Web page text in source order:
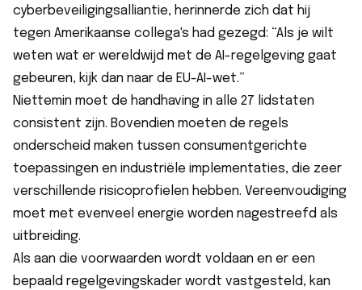
cyberbeveiligingsalliantie, herinnerde zich dat hij
tegen Amerikaanse collega's had gezegd: “Als je wilt
weten wat er wereldwijd met de AI-regelgeving gaat
gebeuren, kijk dan naar de EU-AI-wet.”
Niettemin moet de handhaving in alle 27 lidstaten
consistent zijn. Bovendien moeten de regels
onderscheid maken tussen consumentgerichte
toepassingen en industriële implementaties, die zeer
verschillende risicoprofielen hebben. Vereenvoudiging
moet met evenveel energie worden nagestreefd als
uitbreiding.
Als aan die voorwaarden wordt voldaan en er een
bepaald regelgevingskader wordt vastgesteld, kan